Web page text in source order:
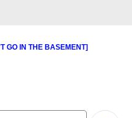
IN THE BASEMENT]